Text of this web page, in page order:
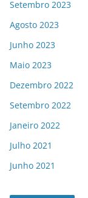
Setembro 2023
Agosto 2023
Junho 2023
Maio 2023
Dezembro 2022
Setembro 2022
Janeiro 2022
Julho 2021
Junho 2021